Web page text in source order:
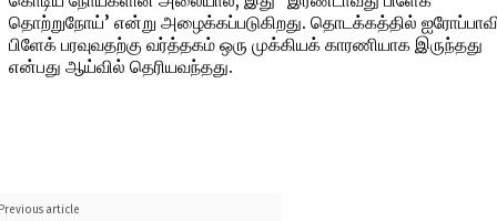
தொற்றுநோய்’ என்று அழைக்கப்படுகிறது. தொடக்கத்தில்
பிளேக் பரவுவதற்கு வர்த்தகம் ஒரு முக்கியக் காரணியாக இருந்தது
என்பது ஆய்வில் தெரியவந்தது.
article